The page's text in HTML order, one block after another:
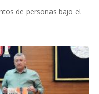
de personas bajo el